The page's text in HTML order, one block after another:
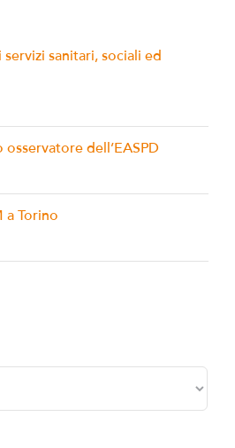
servizi sanitari, sociali ed
dell’EASPD
a Torino